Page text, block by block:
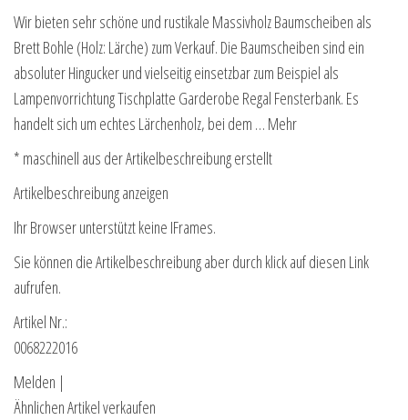
Wir bieten sehr schöne und rustikale Massivholz Baumscheiben als
Brett Bohle (Holz: Lärche) zum Verkauf. Die Baumscheiben sind ein
absoluter Hingucker und vielseitig einsetzbar zum Beispiel als
Lampenvorrichtung Tischplatte Garderobe Regal Fensterbank. Es
handelt sich um echtes Lärchenholz, bei dem … Mehr
* maschinell aus der Artikelbeschreibung erstellt
Artikelbeschreibung anzeigen
Ihr Browser unterstützt keine IFrames.
Sie können die Artikelbeschreibung aber durch klick auf diesen Link
aufrufen.
Artikel Nr.:
0068222016
Melden |
Ähnlichen Artikel verkaufen